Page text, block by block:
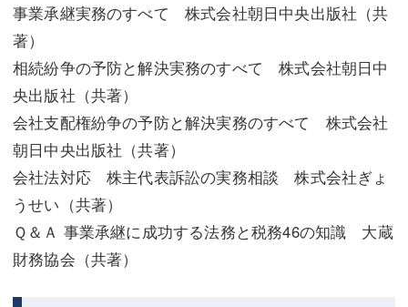
事業承継実務のすべて 株式会社朝日中央出版社（共
著）
相続紛争の予防と解決実務のすべて 株式会社朝日中
央出版社（共著）
会社支配権紛争の予防と解決実務のすべて 株式会社
朝日中央出版社（共著）
会社法対応 株主代表訴訟の実務相談 株式会社ぎょ
うせい（共著）
Ｑ＆Ａ 事業承継に成功する法務と税務46の知識 大蔵
財務協会（共著）